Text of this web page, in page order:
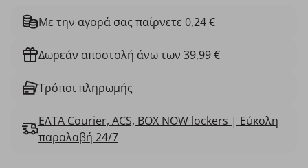
Με την αγορά σας παίρνετε 0,24 €
Δωρεάν αποστολή άνω των 39,99 €
Τρόποι πληρωμής
ΕΛΤΑ Courier, ACS, BOX NOW lockers | Εύκολη
παραλαβή 24/7